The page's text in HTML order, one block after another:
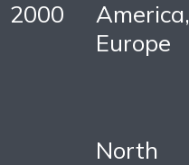
2000
America,
Europe
North